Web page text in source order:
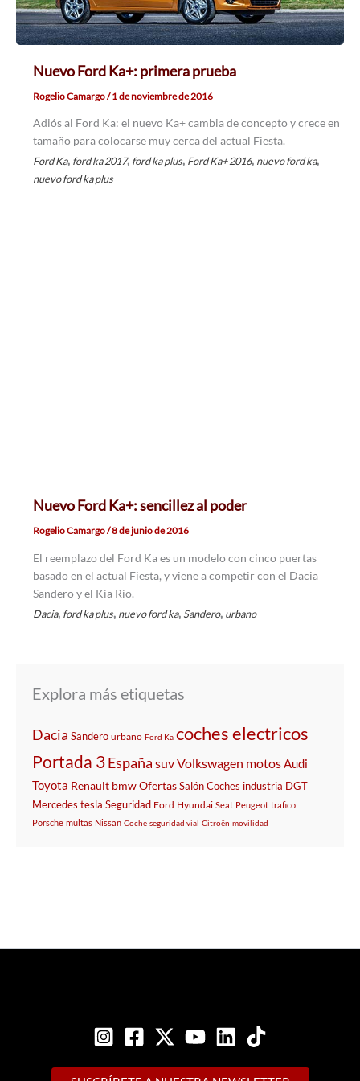
Nuevo Ford Ka+: primera prueba
Rogelio Camargo/1 de noviembre de 2016
Adiós al Ford Ka: el nuevo Ka+ cambia de concepto y crece en
tamaño para colocarse muy cerca del actual Fiesta.
Ford Ka, ford ka 2017, ford ka plus, Ford Ka+ 2016, nuevo ford ka,
nuevo ford ka plus
Nuevo Ford Ka+: sencillez al poder
Rogelio Camargo/8 de junio de 2016
El reemplazo del Ford Ka es un modelo con cinco puertas
basado en el actual Fiesta, y viene a competir con el Dacia
Sandero y el Kia Rio.
Dacia, ford ka plus, nuevo ford ka, Sandero, urbano
Explora más etiquetas
Dacia Sandero urbano Ford Ka coches electricos
Portada 3España suvVolkswagen motos Audi
Toyota Renault bmwOfertasSalónCoches industria DGT
Mercedes tesla Seguridad Ford Hyundai Seat Peugeot trafico
Porsche multas Nissan Coche seguridad vial Citroën movilidad